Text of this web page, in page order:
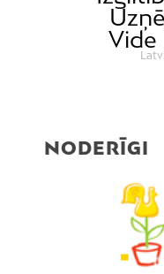
Vide
NODERĪGI